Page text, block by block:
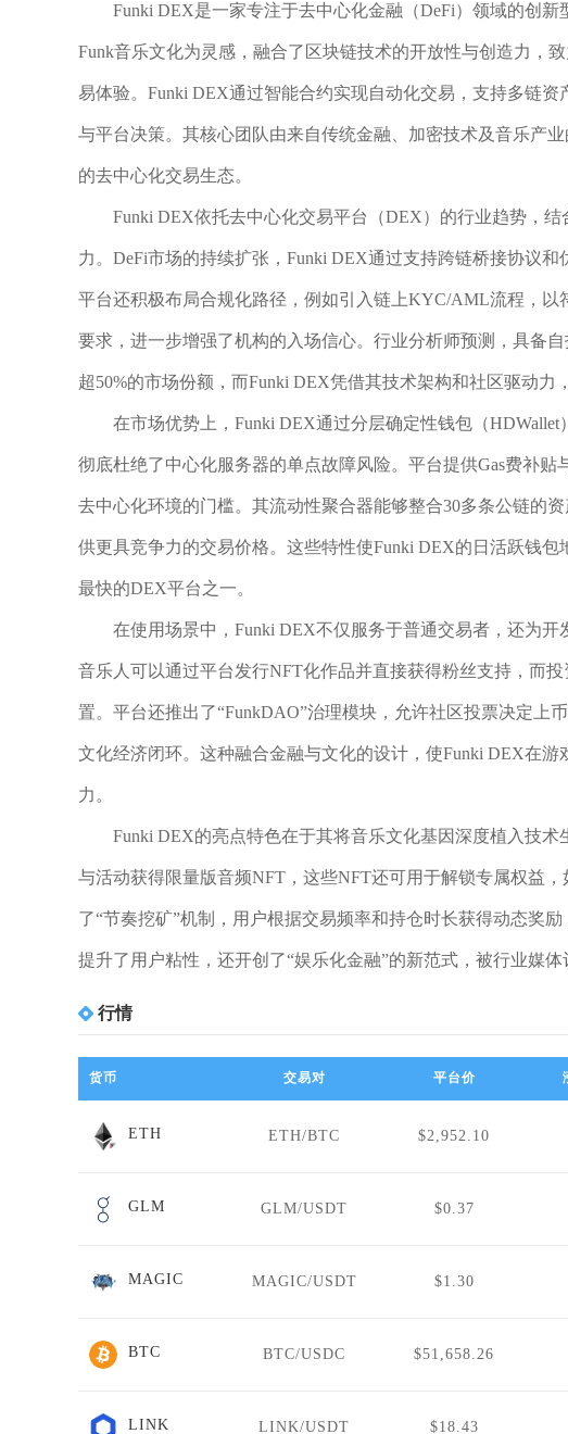
Funki DEX是一家专注于去中心化金融（DeFi）领域的创
Funk音乐文化为灵感，融合了区块链技术的开放性与创造力，
易体验。Funki DEX通过智能合约实现自动化交易，支持多链
与平台决策。其核心团队由来自传统金融、加密技术及音乐产
的去中心化交易生态。
Funki DEX依托去中心化交易平台（DEX）的行业趋势，
力。DeFi市场的持续扩张，Funki DEX通过支持跨链桥接协议
平台还积极布局合规化路径，例如引入链上KYC/AML流程，
要求，进一步增强了机构的入场信心。行业分析师预测，具备
超50%的市场份额，而Funki DEX凭借其技术架构和社区驱动力
在市场优势上，Funki DEX通过分层确定性钱包（
彻底杜绝了中心化服务器的单点故障风险。平台提供Gas费补
去中心化环境的门槛。其流动性聚合器能够整合30多条公链的
供更具竞争力的交易价格。这些特性使Funki DEX的日活跃钱包
最快的DEX平台之一。
在使用场景中，Funki DEX不仅服务于普通交易者，还为
音乐人可以通过平台发行NFT化作品并直接获得粉丝支持，而
置。平台还推出了“FunkDAO”治理模块，允许社区投票决定上
文化经济闭环。这种融合金融与文化的设计，使Funki DEX在游
力。
Funki DEX的亮点特色在于其将音乐文化基因深度植入技
与活动获得限量版音频NFT，这些NFT还可用于解锁专属权益
了“节奏挖矿”机制，用户根据交易频率和持仓时长获得动态奖
提升了用户粘性，还开创了“娱乐化金融”的新范式，被行业媒体
行情
货币 交易对 平台价
ETH ETH/BTC $2,952.10
GLM GLM/USDT $0.37
MAGIC MAGIC/USDT $1.30
BTC BTC/USDC $51,658.26
LINK LINK/USDT $18.43